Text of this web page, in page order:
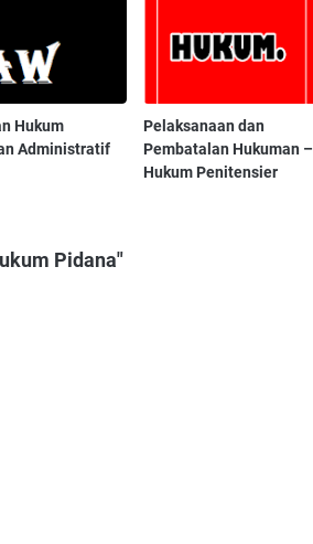
Hukum
Administratif
Pelaksanaan dan
Pembatalan Hukuman –
Hukum Penitensier
Pidana"